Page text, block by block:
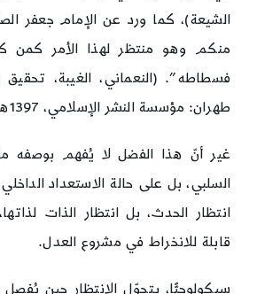
الشيعة)، كما ورد عن الإمام جعفر
منكم وهو منتظر لهذا الأمر كمن
فسطاطه”. (النعماني، الغيبة، تحقيق
طهران: مؤسسة النشر الإسلامي، 1397هـ، ص 200).
غير أنّ هذا الفضل لا يُفهم بوصفه
السلبي، بل على حالة الاستعداد
انتظار الحدث، بل انتظار الذات
قابلة للانخراط في مشروع العدل.
سيكولوجيًّا، يتحوّل الانتظار حين